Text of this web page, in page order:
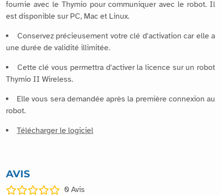
fournie avec le Thymio pour communiquer avec le robot. Il
est disponible sur PC, Mac et Linux.
Conservez précieusement votre clé d'activation car elle a
une durée de validité illimitée.
Cette clé vous permettra d'activer la licence sur un robot
Thymio II Wireless.
Elle vous sera demandée après la première connexion au
robot.
Télécharger le logiciel
AVIS
0 Avis